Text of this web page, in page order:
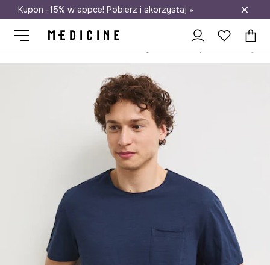
Darmowa dostawa do salonów
Kupon -15% w appce! Pobierz i skorzystaj »